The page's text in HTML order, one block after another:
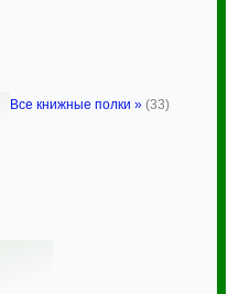
Все книжные полки » (33)